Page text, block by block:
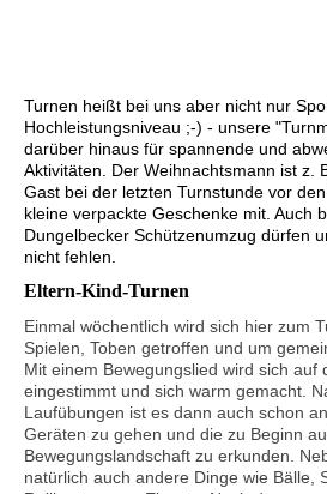
Turnen heißt bei uns aber nicht nur
Hochleistungsniveau ;-) - unsere
darüber hinaus für spannende und
Aktivitäten. Der Weihnachtsmann ist z.
Gast bei der letzten Turnstunde vor
kleine verpackte Geschenke mit. Auch
Dungelbecker Schützenumzug dürfen
nicht fehlen.
Eltern-Kind-Turnen
Einmal wöchentlich wird sich hier zum
Spielen, Toben getroffen und um
Mit einem Bewegungslied wird sich auf
eingestimmt und sich warm gemacht.
Laufübungen ist es dann auch schon
Geräten zu gehen und die zu Beginn
Bewegungslandschaft zu erkunden.
natürlich auch andere Dinge wie Bälle,